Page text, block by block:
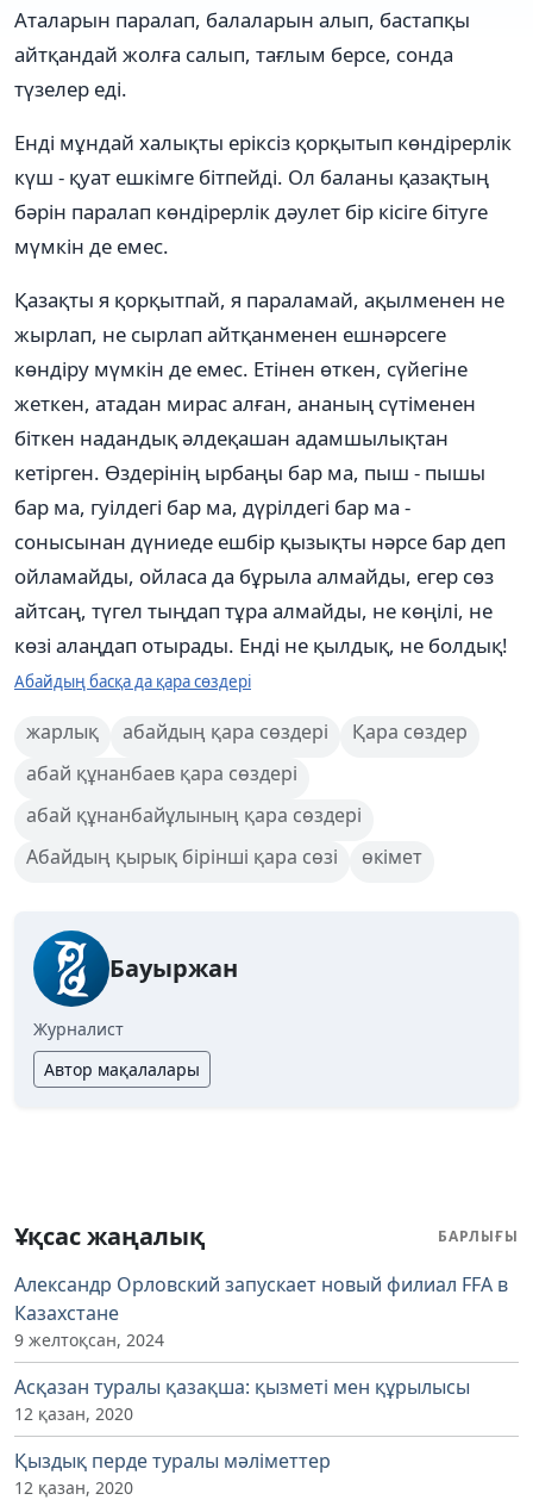
Аталарын паралап, балаларын алып, бастапқы
айтқандай жолға салып, тағлым берсе, сонда
түзелер еді.
Енді мұндай халықты еріксіз қорқытып көндірерлік
күш - қуат ешкімге бітпейді. Ол баланы қазақтың
бәрін паралап көндірерлік дәулет бір кісіге бітуге
мүмкін де емес.
Қазақты я қорқытпай, я параламай, ақылменен не
жырлап, не сырлап айтқанменен ешнәрсеге
көндіру мүмкін де емес. Етінен өткен, сүйегіне
жеткен, атадан мирас алған, ананың сүтіменен
біткен надандық әлдеқашан адамшылықтан
кетірген. Өздерінің ырбаңы бар ма, пыш - пышы
бар ма, гуілдегі бар ма, дүрілдегі бар ма -
сонысынан дүниеде ешбір қызықты нәрсе бар деп
ойламайды, ойласа да бұрыла алмайды, егер сөз
айтсаң, түгел тыңдап тұра алмайды, не көңілі, не
көзі алаңдап отырады. Енді не қылдық, не болдық!
Абайдың басқа да қара сөздері
жарлық абайдың қара сөздері
Қара сөздер
абай құнанбаев қара сөздері
абай құнанбайұлының қара сөздері
Абайдың қырық бірінші қара сөзі
өкімет
Бауыржан
Журналист
Автор мақалалары
Ұқсас жаңалық БАРЛЫҒЫ
Александр Орловский запускает новый филиал FFA в
Казахстане
9 желтоқсан, 2024
Асқазан туралы қазақша: қызметі мен құрылысы
12 қазан, 2020
Қыздық перде туралы мәліметтер
12 қазан, 2020